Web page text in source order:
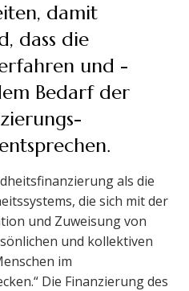
damit
dass die
und -
Bedarf der
als die
die sich mit der
und Zuweisung von
und kollektiven
im
Die Finanzierung des